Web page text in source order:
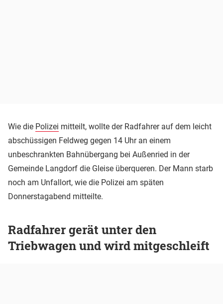
Wie die Polizei mitteilt, wollte der Radfahrer auf dem leicht
abschüssigen Feldweg gegen 14 Uhr an einem
unbeschrankten Bahnübergang bei Außenried in der
Gemeinde Langdorf die Gleise überqueren. Der Mann starb
noch am Unfallort, wie die Polizei am späten
Donnerstagabend mitteilte.
Radfahrer gerät unter den
Triebwagen und wird mitgeschleift